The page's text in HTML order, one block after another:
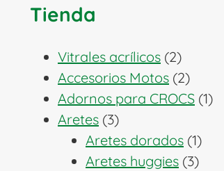
Tienda
Vitrales acrílicos 22
Accesorios Motos 22
Adornos para CROCS 11
Aretes 33
productos
Aretes dorados 11
Aretes huggies 33